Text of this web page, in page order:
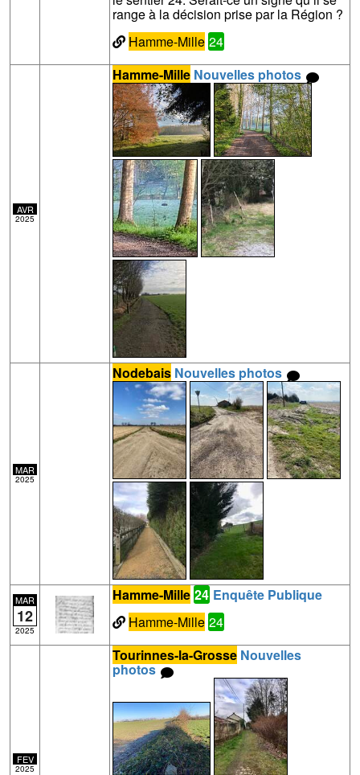
range à la décision prise par la Région ?
Hamme-Mille 24
AVR
2025
Hamme-Mille Nouvelles photos
MAR
2025
Nodebais Nouvelles photos
MAR
12
2025
Hamme-Mille 24 Enquête Publique
Hamme-Mille 24
FEV
2025
Tourinnes-la-Grosse Nouvelles
photos